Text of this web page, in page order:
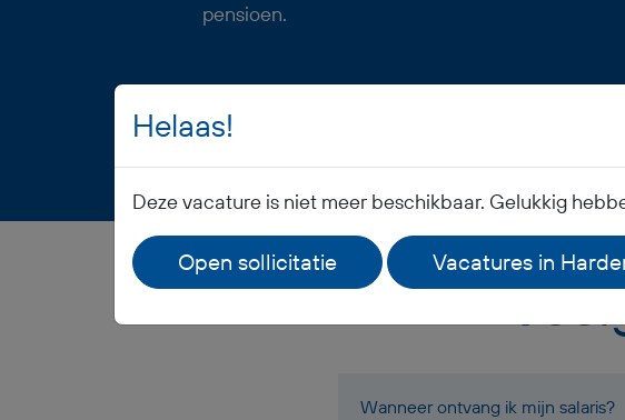
pensioen.
Vacature opslaan
Wanneer ontvang ik mijn salaris?
Helaas!
Deze vacature is niet meer beschikbaar. Gelukkig
Open sollicitatie Vacatures in